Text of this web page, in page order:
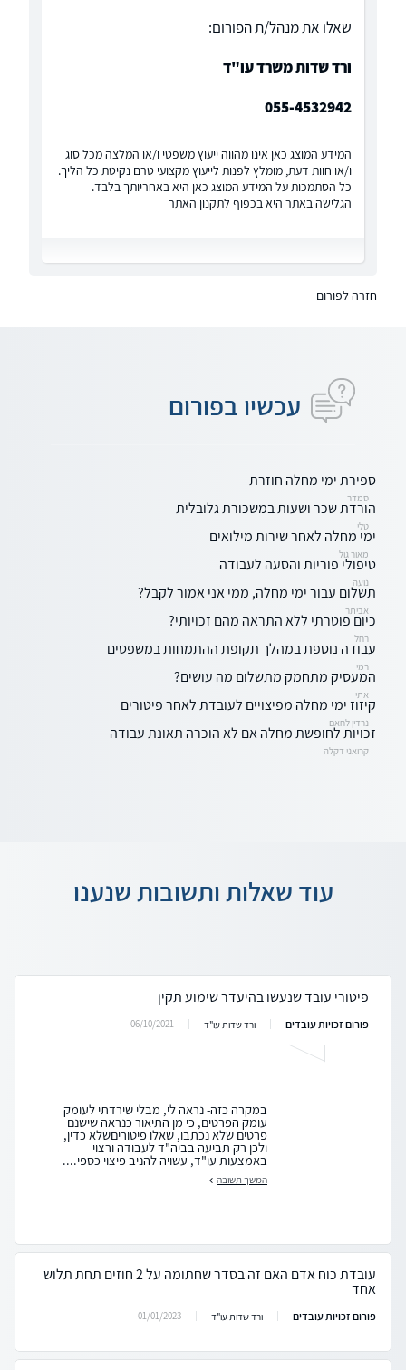
שאלו את מנהל/ת הפורום:
ורד שדות משרד עו"ד
055-4532942
המידע המוצג כאן אינו מהווה ייעוץ משפטי ו/או המלצה מכל סוג
ו/או חוות דעת, מומלץ לפנות לייעוץ מקצועי טרם נקיטת כל הליך.
כל הסתמכות על המידע המוצג כאן היא באחריותך בלבד.
הגלישה באתר היא בכפוף לתקנון האתר
חזרה לפורום
עכשיו בפורום
ספירת ימי מחלה חוזרת
סמדר
הורדת שכר ושעות במשכורת גלובלית
טלי
ימי מחלה לאחר שירות מילואים
מאור גול
טיפולי פוריות והסעה לעבודה
נועה
תשלום עבור ימי מחלה, ממי אני אמור לקבל?
אביתר
כיום פוטרתי ללא התראה מהם זכויותי?
רחל
עבודה נוספת במהלך תקופת ההתמחות במשפטים
רמי
המעסיק מתחמק מתשלום מה עושים?
אתי
קיזוז ימי מחלה מפיצויים לעובדת לאחר פיטורים
נרדין לחאם
זכויות לחופשת מחלה אם לא הוכרה תאונת עבודה
קרואני דקלה
עוד שאלות ותשובות שנענו
פיטורי עובד שנעשו בהיעדר שימוע תקין
פורום זכויות עובדים ורד שדות עו"ד 06/10/2021
במקרה כזה- נראה לי, מבלי שירדתי לעומק
עומק הפרטים, כי מן התיאור כנראה שישנם
פרטים שלא נכתבו, שאלו פיטוריםשלא כדין,
ולכן רק תביעה בביה"ד לעבודה ורצוי
באמצעות עו"ד, עשויה להניב פיצוי כספי....
המשך תשובה
עובדת כוח אדם האם זה בסדר שחתומה על 2 חוזים תחת תלוש
אחד
פורום זכויות עובדים ורד שדות עו"ד 01/01/2023